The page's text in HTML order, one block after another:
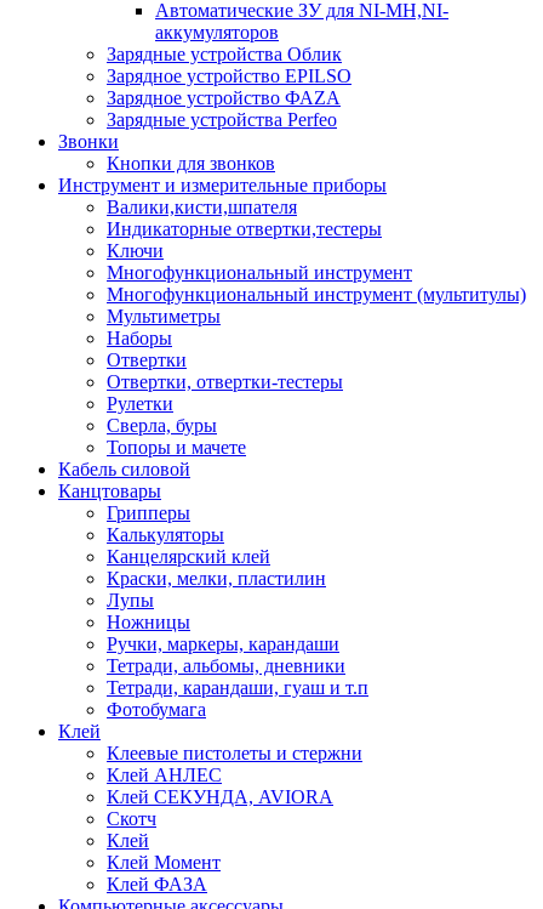
Автоматические ЗУ для NI-MH,NI-
аккумуляторов
Зарядные устройства Облик
Зарядное устройство EPILSO
Зарядное устройство ФАZА
Зарядные устройства Perfeo
Звонки
Кнопки для звонков
Инструмент и измерительные приборы
Валики,кисти,шпателя
Индикаторные отвертки,тестеры
Ключи
Многофункциональный инструмент
Многофункциональный инструмент (мультитулы)
Мультиметры
Наборы
Отвертки
Отвертки, отвертки-тестеры
Рулетки
Сверла, буры
Топоры и мачете
Кабель силовой
Канцтовары
Грипперы
Калькуляторы
Канцелярский клей
Краски, мелки, пластилин
Лупы
Ножницы
Ручки, маркеры, карандаши
Тетради, альбомы, дневники
Тетради, карандаши, гуаш и т.п
Фотобумага
Клей
Клеевые пистолеты и стержни
Клей АНЛЕС
Клей СЕКУНДА, AVIORA
Скотч
Клей
Клей Момент
Клей ФАЗА